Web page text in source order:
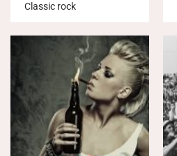
Classic rock